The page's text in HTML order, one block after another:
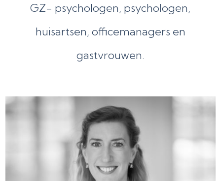
GZ- psychologen, psychologen,
huisartsen, officemanagers en
gastvrouwen.